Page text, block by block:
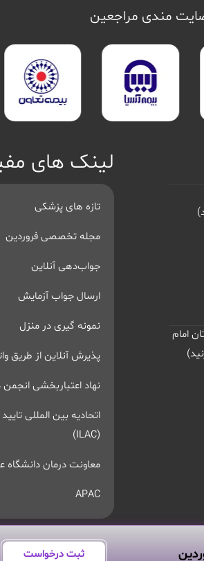
مندی مراجعین
امام
لینک های
تازه های پزشکی
مجله تخصصی فروردین
جواب‌دهی آنلاین
ارسال جواب آزمایش
نمونه گیری در منزل
پذیرش آنلاین از طریق
نهاد اعتباربخشی
اتحادیه بین المللی
(ILAC)
معاونت درمان دانشگاه
APAC
ثبت درخواست